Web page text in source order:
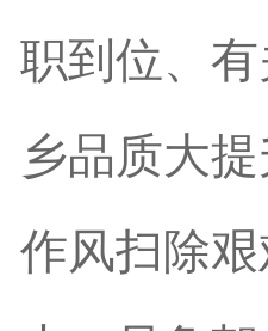
职到位、
乡品质大
作风扫除